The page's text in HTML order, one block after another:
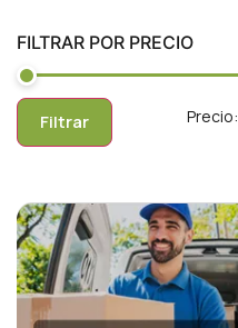
FILTRAR POR PRECIO
Filtrar Precio: